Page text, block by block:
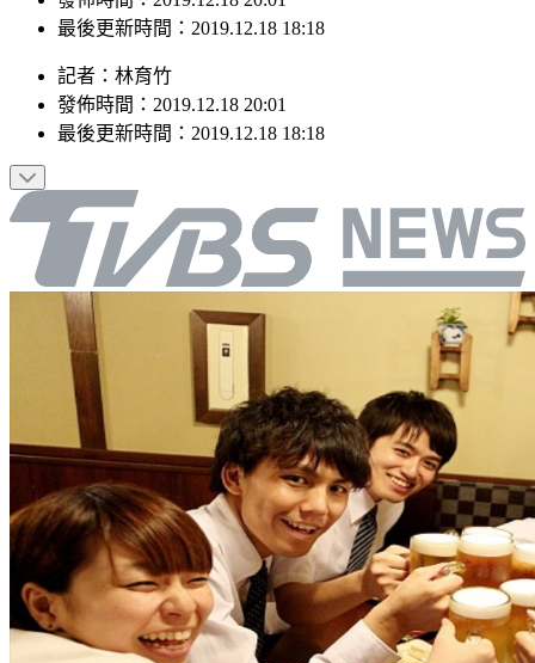
最後更新時間：2019.12.18 18:18
記者 ： 林育竹
發佈時間： 2019.12.18 20:01
最後更新時間： 2019.12.18 18:18